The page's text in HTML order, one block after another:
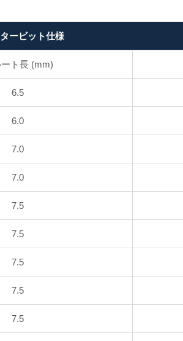
ービット仕様
ト長 (mm)
6.5
6.0
7.0
7.0
7.5
7.5
7.5
7.5
7.5